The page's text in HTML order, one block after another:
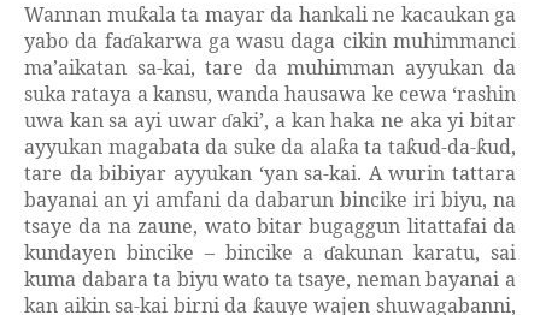
Wannan muƙala ta mayar da hankali ne kacaukan ga
yabo da faɗakarwa ga wasu daga cikin muhimmanci
ma’aikatan sa-kai, tare da muhimman ayyukan da
suka rataya a kansu, wanda hausawa ke cewa ‘rashin
uwa kan sa ayi uwarɗaki’, a kan haka ne aka yi bitar
ayyukan magabata da suke da alaƙa ta taƙud-da-ƙud,
tare da bibiyar ayyukan ‘yan sa-kai. A wurin tattara
bayanai an yi amfani da dabarun bincike iri biyu, na
tsaye da na zaune, wato bitar bugaggun litattafai da
kundayen bincike – bincike aɗakunan karatu, sai
kuma dabara ta biyu wato ta tsaye, neman bayanai a
kan aikin sa-kai birni da ƙauye wajen shuwagabanni,